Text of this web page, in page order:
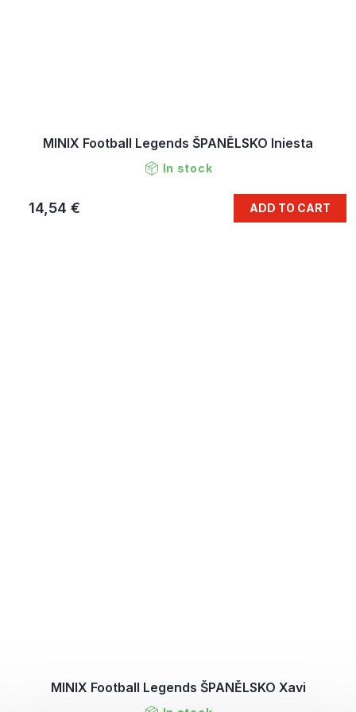
MINIX Football Legends ŠPANĚLSKO Iniesta
In stock
14,54 € ADD TO CART
MINIX Football Legends ŠPANĚLSKO Xavi